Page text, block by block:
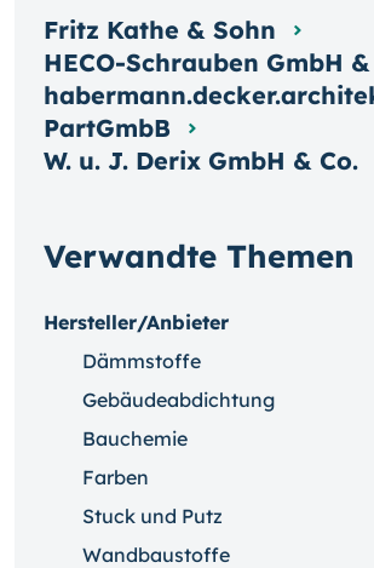
Verwandte Themen
Hersteller/Anbieter
Dämmstoffe
Gebäudeabdichtung
Bauchemie
Farben
Stuck und Putz
Wandbaustoffe
Fritz Kathe & Sohn
HECO-Schrauben GmbH &
PartGmbB
W. u. J. Derix GmbH & Co.